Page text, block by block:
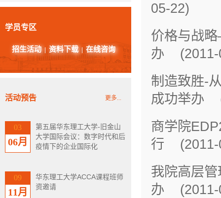
学员专区
招生活动 资料下载 | 在线咨询
活动预告 更多...
03
06月
第五届华东理工大学-旧金山
大学国际会议：数字时代和后
疫情下的企业国际化
09
11月
华东理工大学ACCA课程班师
资邀请
05-22)
价格与战
办 (2011-
制造致胜-
成功举办
商学院
行 (2011-
我院高层
办 (2011-